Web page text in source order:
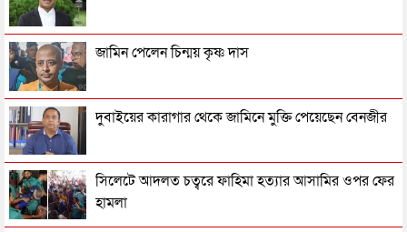
জামিন পেলেন চিন্ময় কৃষ্ণ দাস
দুবাইয়ের কারাগার থেকে জামিনে মুক্তি পেয়েছেন বেনজীর
সিলেটে আদলত চত্বরে ফাহিমা হত্যার আসামির ওপর ফের
হামলা